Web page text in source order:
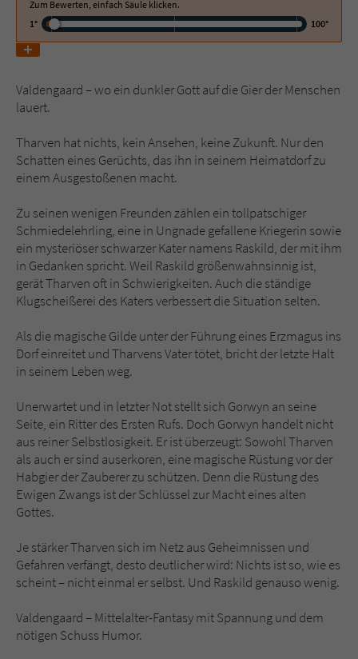
Zum Bewerten, einfach Säule klicken.
1°
100°
Valdengaard – wo ein dunkler Gott auf die Gier der Menschen
lauert.
Tharven hat nichts, kein Ansehen, keine Zukunft. Nur den
Schatten eines Gerüchts, das ihn in seinem Heimatdorf zu
einem Ausgestoßenen macht.
Zu seinen wenigen Freunden zählen ein tollpatschiger
Schmiedelehrling, eine in Ungnade gefallene Kriegerin sowie
ein mysteriöser schwarzer Kater namens Raskild, der mit ihm
in Gedanken spricht. Weil Raskild größenwahnsinnig ist,
gerät Tharven oft in Schwierigkeiten. Auch die ständige
Klugscheißerei des Katers verbessert die Situation selten.
Als die magische Gilde unter der Führung eines Erzmagus ins
Dorf einreitet und Tharvens Vater tötet, bricht der letzte Halt
in seinem Leben weg.
Unerwartet und in letzter Not stellt sich Gorwyn an seine
Seite, ein Ritter des Ersten Rufs. Doch Gorwyn handelt nicht
aus reiner Selbstlosigkeit. Er ist überzeugt: Sowohl Tharven
als auch er sind auserkoren, eine magische Rüstung vor der
Habgier der Zauberer zu schützen. Denn die Rüstung des
Ewigen Zwangs ist der Schlüssel zur Macht eines alten
Gottes.
Je stärker Tharven sich im Netz aus Geheimnissen und
Gefahren verfängt, desto deutlicher wird: Nichts ist so, wie es
scheint – nicht einmal er selbst. Und Raskild genauso wenig.
Valdengaard – Mittelalter-Fantasy mit Spannung und dem
nötigen Schuss Humor.
Name tx_pwcomments_ahash
Laufzeit
Zweck Cookie für Kommentare einzelner Buchtitel
Anbieter Literatur-Couch Medien GmbH & Co. KG
Laufzeit Session
Zweck
Dieses Cookie gewährleistet die
Benutzer. Es wird benötigt um z. B. den
Sicherheitscode des Kontaktformulars zu
überprüfen.